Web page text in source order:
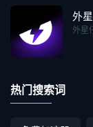
外
外星
热门搜索词